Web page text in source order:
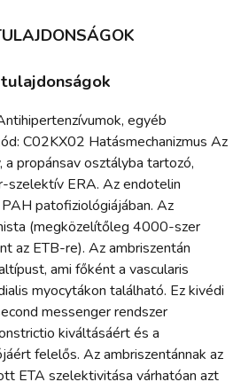
egyéb
C02KX02 Hatásmechanizmus Az
a propánsav osztályba tartozó,
szelektív ERA. Az endotelin
patofiziológiájában. Az
(megközelítőleg 4000-szer
az ETB-re). Az ambriszentán
ami főként a vascularis
myocytákon található. Ez kivédi
messenger rendszer
kiváltásáért és a
felelős. Az ambriszentánnak az
ETA szelektivitása várhatóan azt